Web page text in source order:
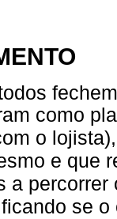
como
o
e que
a
se